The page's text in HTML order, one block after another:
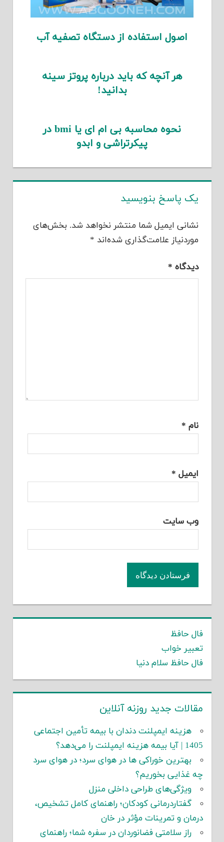
اصول استفاده از دستگاه تصفیه آب
هر آنچه که باید درباره پروتز سینه
بدانید!
نحوه محاسبه بی ام ای یا bmi در
پیکرتراشی و ابدو
یک پاسخ بنویسید
نشانی ایمیل شما منتشر نخواهد شد. بخش‌های
موردنیاز علامت‌گذاری شده‌اند *
دیدگاه *
نام *
ایمیل *
وب‌ سایت
فال حافظ
تعبیر خواب
فال حافظ سلام دنیا
مقالات جدید روزنه آنلاین
هزینه ایمپلنت دندان با بیمه تأمین اجتماعی
1405 | آیا بیمه هزینه ایمپلنت را می‌دهد؟
بهترین خوراکی ها در هوای سرد؛ در هوای سرد
چه غذایی بخوریم؟
ویژگی‌های طراحی داخلی منزل
گفتاردرمانی کودکان؛ راهنمای کامل تشخیص،
درمان و تمرینات مؤثر در خان
راز سلامتی فضانوردان در سفره شما؛ راهنمای